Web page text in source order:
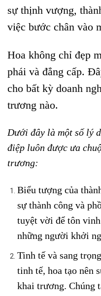
sự thịnh vượng,
việc bước chân vào
Hoa không chỉ đẹp
phái và đẳng cấp.
cho bất kỳ doanh
trương nào.
Dưới đây là một số lý
điệp luôn được ưa
trương:
Biểu tượng của
sự thành công và
tuyệt vời để tôn
những người khởi
Tinh tế và sang
tinh tế, hoa tạo nên
khai trương. Chúng